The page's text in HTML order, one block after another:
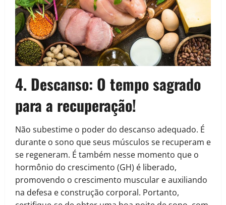
4. Descanso: O tempo sagrado
para a recuperação!
Não subestime o poder do descanso adequado. É
durante o sono que seus músculos se recuperam e
se regeneram. É também nesse momento que o
hormônio do crescimento (GH) é liberado,
promovendo o crescimento muscular e auxiliando
na defesa e construção corporal. Portanto,